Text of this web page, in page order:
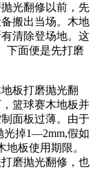
光翻修以前，先
搬出当场。木地
清除登场地。这
下面便是先打磨
板打磨抛光翻
篮球赛木地板并
面板过薄。由于
光掉1—2mm,假如
板使用期限。
磨抛光翻修，也